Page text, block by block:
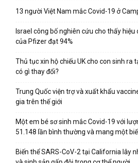
13 người Việt Nam mắc Covid-19 ở
Israel công bố nghiên cứu cho thấy hiệu
của Pfizer đạt 94%
Thủ tục xin hộ chiếu UK cho con sinh ra
có gì thay đổi?
Trung Quốc viện trợ và xuất khẩu
gia trên thế giới
Một em bé sơ sinh mắc Covid-19 với
51.148 lần bình thường và mang một
Biến thể SARS-CoV-2 tại California lây